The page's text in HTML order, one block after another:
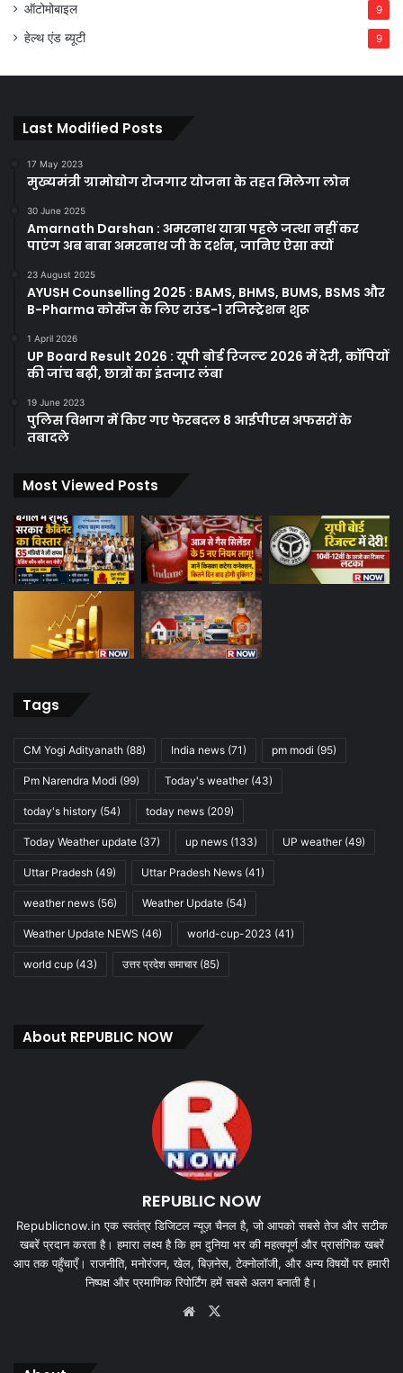
ऑटोमोबाइल 9
हेल्थ एंड ब्यूटी 9
Last Modified Posts
17 May 2023
मुख्यमंत्री ग्रामोद्योग रोजगार योजना के तहत मिलेगा लोन
30 June 2025
Amarnath Darshan : अमरनाथ यात्रा पहले जत्था नहीं कर
पाएंग अब बाबा अमरनाथ जी के दर्शन, जानिए ऐसा क्यों
23 August 2025
AYUSH Counselling 2025 : BAMS, BHMS, BUMS, BSMS और
B-Pharma कोर्सेज के लिए राउंड-1 रजिस्ट्रेशन शुरू
1 April 2026
UP Board Result 2026 : यूपी बोर्ड रिजल्ट 2026 में देरी, कॉपियों
की जांच बढ़ी, छात्रों का इंतजार लंबा
19 June 2023
पुलिस विभाग में किए गए फेरबदल 8 आईपीएस अफसरों के
तबादले
Most Viewed Posts
Tags
CM Yogi Adityanath (88) India news (71) pm modi (95)
Pm Narendra Modi (99) Today's weather(43)
today's history (54) today news (209)
Today Weather update (37) up news (133) UP weather(49)
Uttar Pradesh (49) Uttar Pradesh News (41)
weather news (56) Weather Update (54)
Weather Update NEWS (46) world-cup-2023 (41)
world cup (43) उत्तर प्रदेश समाचार(85)
About REPUBLIC NOW
REPUBLIC NOW
Republicnow.in एक स्वतंत्र डिजिटल न्यूज़ चैनल है, जो आपको सबसे तेज और सटीक
खबरें प्रदान करता है। हमारा लक्ष्य है कि हम दुनिया भर की महत्वपूर्ण और प्रासंगिक खबरें
आप तक पहुँचाएँ। राजनीति, मनोरंजन, खेल, बिज़नेस, टेक्नोलॉजी, और अन्य विषयों पर हमारी
निष्पक्ष और प्रमाणिक रिपोर्टिंग हमें सबसे अलग बनाती है।
Website